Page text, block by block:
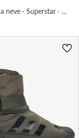
Stivali da neve · Superstar · Bordeaux